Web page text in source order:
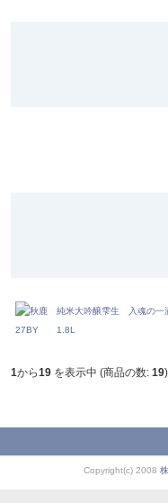
1から19 を表示中 (商品の数: 19)
Copyright(c) 2008